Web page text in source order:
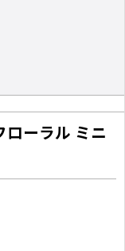
ローラル ミニ